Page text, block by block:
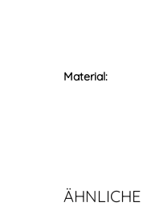
Material: